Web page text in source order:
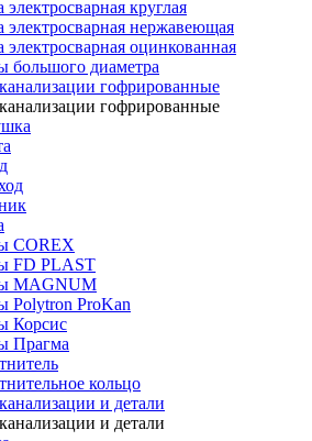
электросварная круглая
электросварная нержавеющая
электросварная оцинкованная
большого диаметра
гофрированные
гофрированные
COREX
FD PLAST
MAGNUM
Polytron ProKan
Корсис
Прагма
кольцо
и детали
и детали